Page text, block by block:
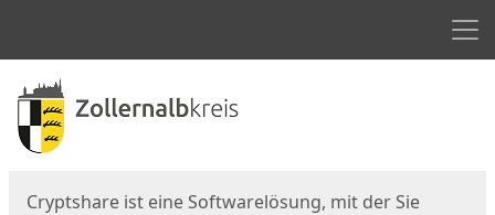
Start
Cryptshare ist eine Softwarelösung, mit der Sie